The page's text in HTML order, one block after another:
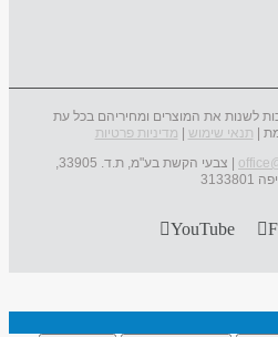
לשנות את המוצרים ומחיריהם בכל עת
| תנאי שימוש
מדיניות פרטיות
| צבעי הקשת בע"מ, ת.ד. 33905,
3133801
YouTube